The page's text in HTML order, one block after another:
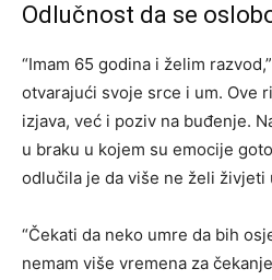
Odlučnost da se
“Imam 65 godina i želim
otvarajući svoje srce i um. Ove
izjava, već i poziv na buđenje.
u braku u kojem su emocije
odlučila je da više ne želi živjeti
“Čekati da neko umre da bih
nemam više vremena za